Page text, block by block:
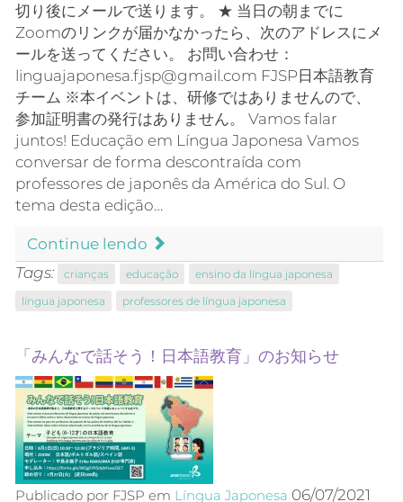
切り後にメールで送ります。 ★ 当日の朝までに
Zoomのリンクが届かなかったら、次のアドレスにメ
ールを送ってください。 お問い合わせ：
linguajaponesa.fjsp@gmail.com FJSP日本語教育
チーム ※本イベントは、研修ではありませんので、
参加証明書の発行はありません。 Vamos falar
juntos! Educação em Língua Japonesa Vamos
conversar de forma descontraída com
professores de japonês da América do Sul. O
tema desta edição…
Continue lendo
Tags:
crianças educação
ensino da língua japonesa
língua japonesa
professores de língua japonesa
「みんなで話そう！日本語教育」のお知らせ
Publicado por FJSP em Língua Japonesa 06/07/2021